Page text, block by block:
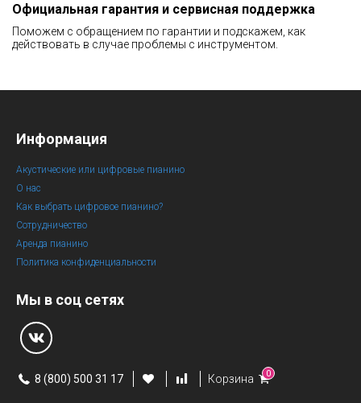
Официальная гарантия и сервисная поддержка
Поможем с обращением по гарантии и подскажем, как
действовать в случае проблемы с инструментом.
Информация
Акустические или цифровые пианино
О нас
Как выбрать цифровое пианино?
Сотрудничество
Аренда пианино
Политика конфиденциальности
Мы в соц сетях
8 (800) 500 31 17 Корзина 0